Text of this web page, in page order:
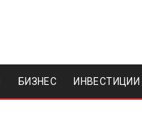
БИЗНЕС ИНВЕСТИЦИИ